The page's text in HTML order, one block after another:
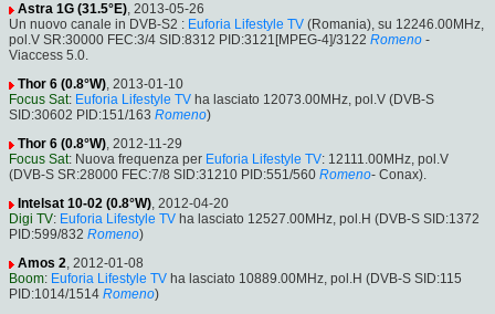
Astra 1G (31.5°E), 2013-05-26
Un nuovo canale in DVB-S2 : Euforia Lifestyle TV (Romania), su 12246.00MHz,
pol.V SR:30000 FEC:3/4 SID:8312 PID:3121[MPEG-4]/3122 Romeno -
Viaccess 5.0.
Thor 6 (0.8°W), 2013-01-10
Focus Sat: Euforia Lifestyle TV ha lasciato 12073.00MHz, pol.V (DVB-S
SID:30602 PID:151/163 Romeno)
Thor 6 (0.8°W), 2012-11-29
Focus Sat: Nuova frequenza per Euforia Lifestyle TV: 12111.00MHz, pol.V
(DVB-S SR:28000 FEC:7/8 SID:31210 PID:551/560 Romeno- Conax).
Intelsat 10-02 (0.8°W), 2012-04-20
Digi TV: Euforia Lifestyle TV ha lasciato 12527.00MHz, pol.H (DVB-S SID:1372
PID:599/832 Romeno)
Amos 2, 2012-01-08
Boom: Euforia Lifestyle TV ha lasciato 10889.00MHz, pol.H (DVB-S SID:115
PID:1014/1514 Romeno)